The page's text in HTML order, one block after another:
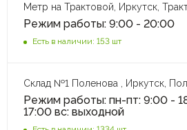
Метр на Трактовой, Иркутск,
Режим работы: 9:00 - 20:00
Есть в наличии: 153 шт
Склад №1 Поленова , Иркутск,
Режим работы: пн-пт: 9:00 -
17:00 вс: выходной